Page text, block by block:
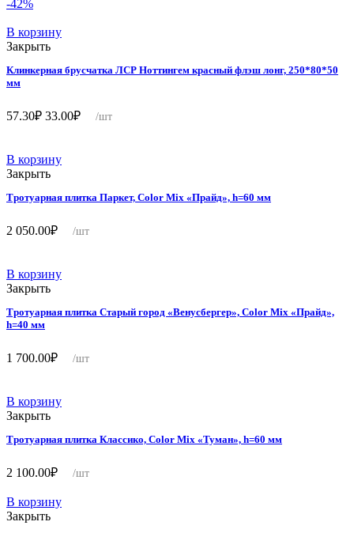
-42%
В корзину
Закрыть
Клинкерная брусчатка ЛСР Ноттингем красный флэш лонг, 250*80*50
мм
57.30₽ цена
33.00₽цена:
/шт
В корзину
Закрыть
Тротуарная плитка Паркет, Color Mix «Прайд», h=60 мм
2 050.00₽ /шт
В корзину
Закрыть
Тротуарная плитка Старый город «Венусбергер», Color Mix «Прайд»,
h=40 мм
1 700.00₽ /шт
В корзину
Закрыть
Тротуарная плитка Классико, Color Mix «Туман», h=60 мм
2 100.00₽ /шт
В корзину
Закрыть